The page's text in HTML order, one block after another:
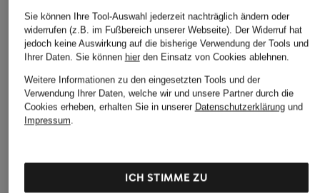
Weitere Kategorien
Abendkleider
Bademäntel für Herren
Lederjacken für Herren
Sie können Ihre Tool-Auswahl jederzeit nachträglich ändern oder
widerrufen (z.B. im Fußbereich unserer Webseite). Der Widerruf hat
jedoch keine Auswirkung auf die bisherige Verwendung der Tools und
Ihrer Daten. Sie können hierden Einsatz von Cookies ablehnen.
Weitere Informationen zu den eingesetzten Tools und der
Verwendung Ihrer Daten, welche wir und unsere Partner durch die
Cookies erheben, erhalten Sie in unserer Datenschutzerklärungund
Impressum.
ICH STIMME ZU